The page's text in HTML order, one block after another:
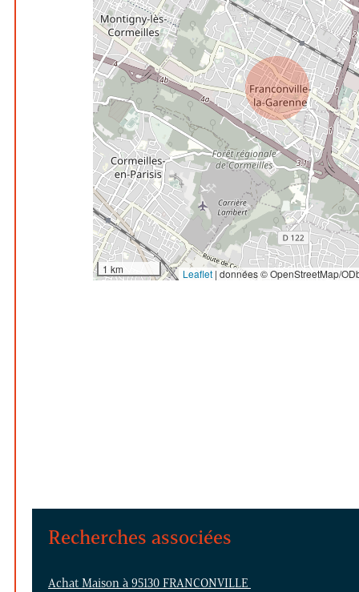
1 km Leaflet | données © OpenStreetMap/
Recherches associées
Achat Maison à 95130 FRANCONVILLE